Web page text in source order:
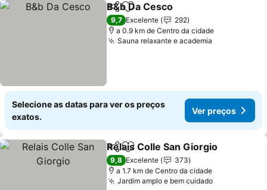
PartilharAdicionar aos favoritos
B&b Da Cesco
9,7 Excelente
292
a 0.9 km de Centro da cidade
Sauna relaxante e academia
Selecione as datas para ver os preços
exatos.
Ver preços
PartilharAdicionar aos favoritos
Relais Colle San Giorgio
9,8 Excelente
373
a 1.7 km de Centro da cidade
Jardim amplo e bem cuidadoVer preços